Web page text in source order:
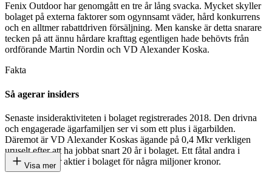
Fenix Outdoor har genomgått en tre år lång svacka. Mycket skyller
bolaget på externa faktorer som ogynnsamt väder, hård konkurrens
och en alltmer rabattdriven försäljning. Men kanske är detta snarare
tecken på att ännu hårdare krafttag egentligen hade behövts från
ordförande Martin Nordin och VD Alexander Koska.
Fakta
Så agerar insiders
Senaste insideraktiviteten i bolaget registrerades 2018. Den drivna
och engagerade ägarfamiljen ser vi som ett plus i ägarbilden.
Däremot är VD Alexander Koskas ägande på 0,4 Mkr verkligen
uruselt efter att ha jobbat snart 20 år i bolaget. Ett fåtal andra i
ledningen äger aktier i bolaget för några miljoner kronor.
Visa mer